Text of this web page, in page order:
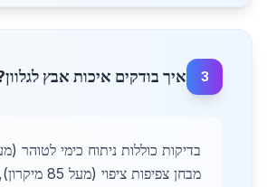
3 איך בודקים איכות אבץ
מבחן צפיפות